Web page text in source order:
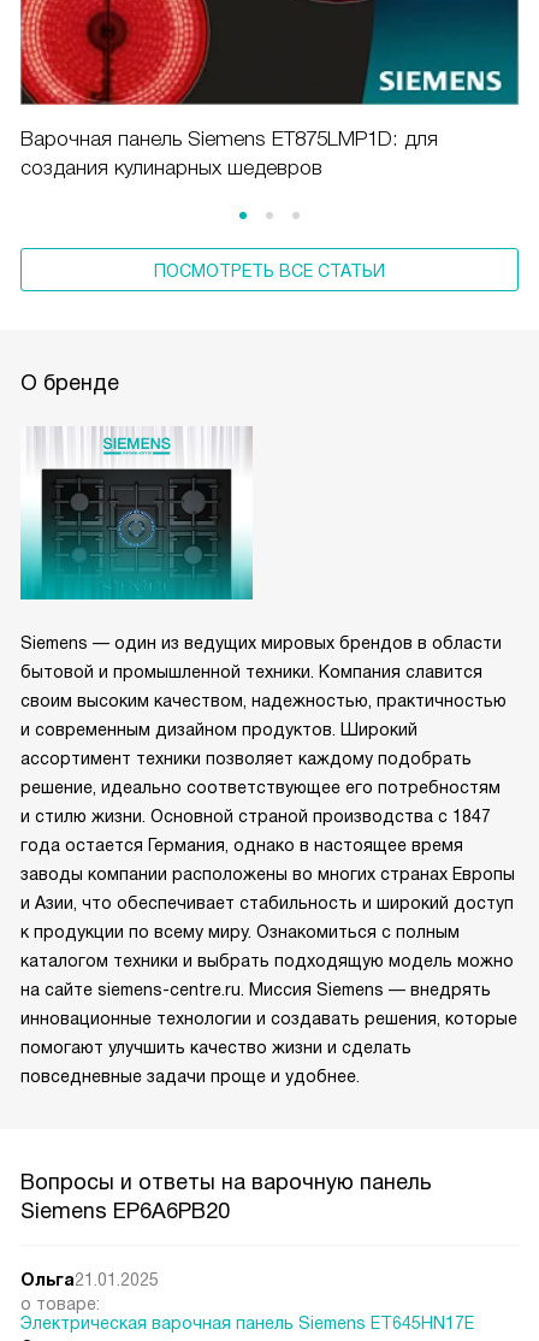
Варочная панель Siemens ET875LMP1D: для
создания кулинарных шедевров
ПОСМОТРЕТЬ ВСЕ СТАТЬИ
О бренде
Siemens — один из ведущих мировых брендов в области
бытовой и промышленной техники. Компания славится
своим высоким качеством, надежностью, практичностью
и современным дизайном продуктов. Широкий
ассортимент техники позволяет каждому подобрать
решение, идеально соответствующее его потребностям
и стилю жизни. Основной страной производства с 1847
года остается Германия, однако в настоящее время
заводы компании расположены во многих странах Европы
и Азии, что обеспечивает стабильность и широкий доступ
к продукции по всему миру. Ознакомиться с полным
каталогом техники и выбрать подходящую модель можно
на сайте siemens-centre.ru. Миссия Siemens — внедрять
инновационные технологии и создавать решения, которые
помогают улучшить качество жизни и сделать
повседневные задачи проще и удобнее.
Вопросы и ответы на варочную панель
Siemens EP6A6PB20
Ольга21.01.2025
о товаре:
Электрическая варочная панель Siemens ET645HN17E